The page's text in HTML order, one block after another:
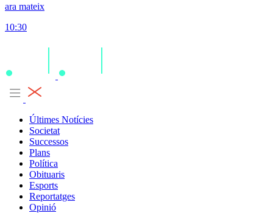
ara mateix
10:30
Últimes Notícies
Societat
Successos
Plans
Política
Obituaris
Esports
Reportatges
Opinió